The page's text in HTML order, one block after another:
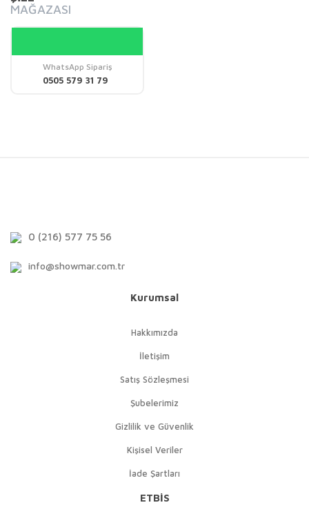
MAĞAZASI
WhatsApp Sipariş
0505 579 31 79
0 (216) 577 75 56
info@showmar.com.tr
Kurumsal
Hakkımızda
İletişim
Satış Sözleşmesi
Şubelerimiz
Gizlilik ve Güvenlik
Kişisel Veriler
İade Şartları
ETBİS